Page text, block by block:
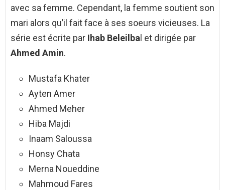
avec sa femme. Cependant, la femme soutient son
mari alors qu’il fait face à ses soeurs vicieuses. La
série est écrite par Ihab Beleilba l et dirigée par
Ahmed Amin.
Mustafa Khater
Ayten Amer
Ahmed Meher
Hiba Majdi
Inaam Saloussa
Honsy Chata
Merna Noueddine
Mahmoud Fares